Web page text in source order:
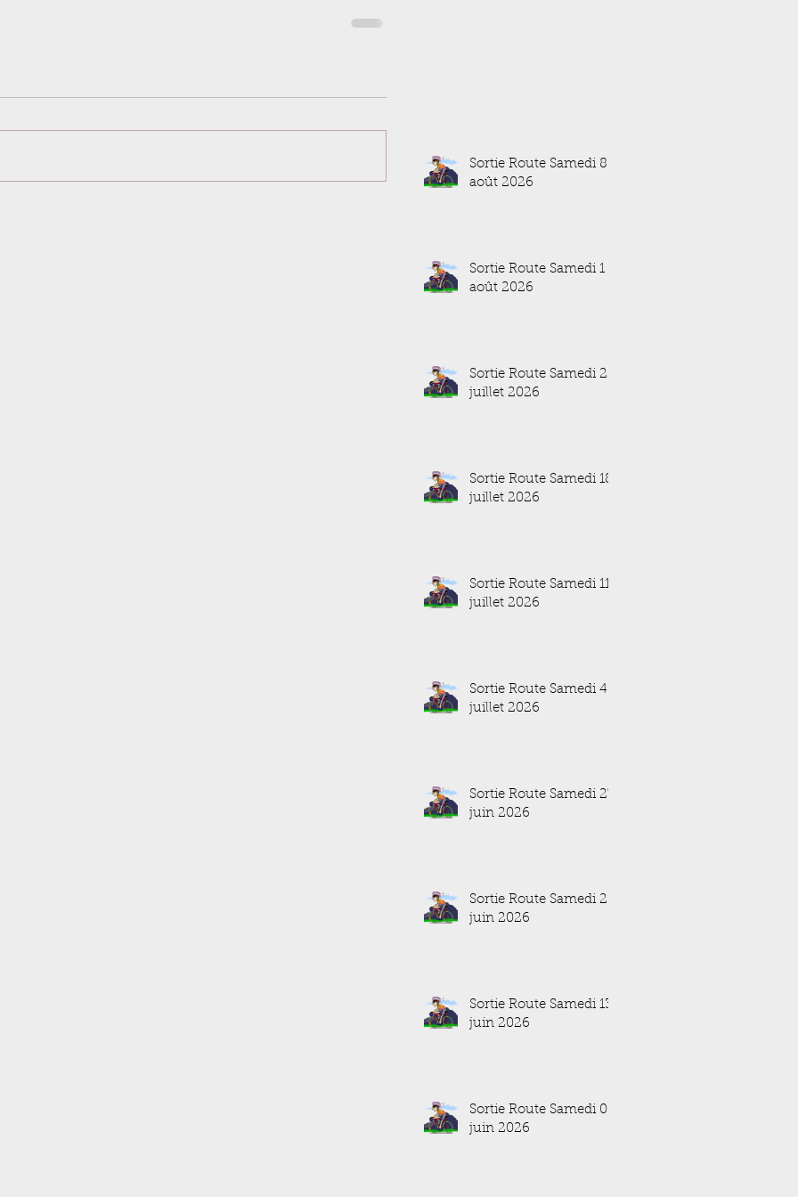
Sortie Route Samedi 8
août 2026
Sortie Route Samedi 1
août 2026
Sortie Route Samedi 25
juillet 2026
Sortie Route Samedi 18
juillet 2026
Sortie Route Samedi 11
juillet 2026
Sortie Route Samedi 4
juillet 2026
Sortie Route Samedi 27
juin 2026
Sortie Route Samedi 20
juin 2026
Sortie Route Samedi 13
juin 2026
Sortie Route Samedi 06
juin 2026